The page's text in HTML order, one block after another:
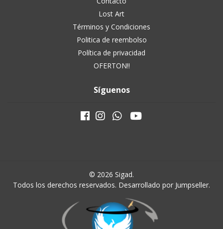
Lost Art
Términos y Condiciones
Politica de reembolso
Política de privacidad
OFERTON!!
Síguenos
© 2026 Sigad.
Todos los derechos reservados. Desarrollado por Jumpseller.